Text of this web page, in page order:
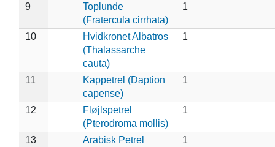
9
Toplunde
(Fratercula cirrhata)
1
10
Hvidkronet Albatros
(Thalassarche
cauta)
1
11
Kappetrel (Daption
capense)
1
12
Fløjlspetrel
(Pterodroma mollis)
1
13
Arabisk Petrel
1